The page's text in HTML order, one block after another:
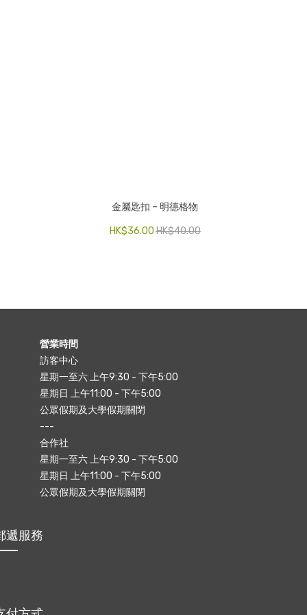
金屬匙扣 – 明德格物
HK$40.00
HK$36.00
營業時間
訪客中心
星期一至六 上午9:30 - 下午5:00
星期日 上午11:00 - 下午5:00
公眾假期及大學假期關閉
---
合作社
星期一至六 上午9:30 - 下午5:00
星期日 上午11:00 - 下午5:00
公眾假期及大學假期關閉
遞服務